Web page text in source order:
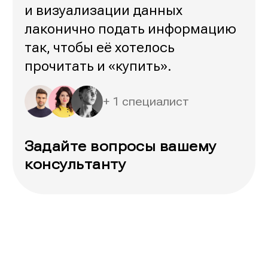
и визуализации данных
лаконично подать информацию
так, чтобы её хотелось
прочитать и «купить».
+ 1 специалист
Задайте вопросы вашему
консультанту